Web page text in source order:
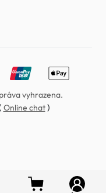
MasterCard, American
vyhrazena.
Online chat)